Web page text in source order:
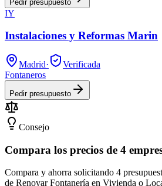
Pedir presupuesto
IY
Instalaciones y Reformas Marin
Madrid·
Verificada
Fontaneros
Pedir presupuesto
Consejo
Compara los precios de 4
Compara y ahorra solicitando 4
de Renovar Fontanería en Vivienda o